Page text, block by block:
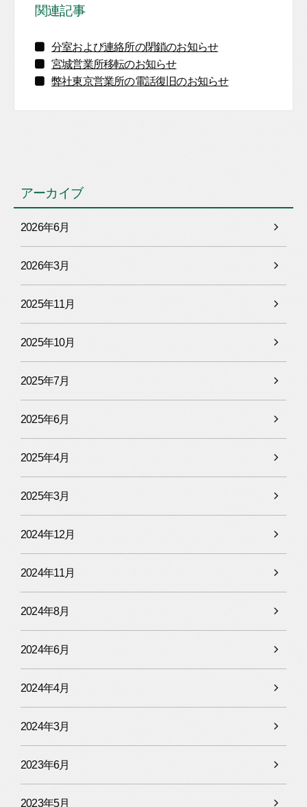
関連記事
分室および連絡所の閉鎖のお知らせ
宮城営業所移転のお知らせ
弊社東京営業所の電話復旧のお知らせ
アーカイブ
2026年6月
2026年3月
2025年11月
2025年10月
2025年7月
2025年6月
2025年4月
2025年3月
2024年12月
2024年11月
2024年8月
2024年6月
2024年4月
2024年3月
2023年6月
2023年5月